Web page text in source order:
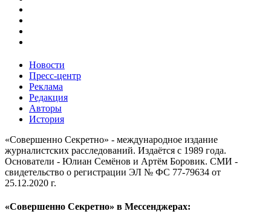
Новости
Пресс-центр
Реклама
Редакция
Авторы
История
«Совершенно Секретно» - международное издание
журналистских расследований. Издаётся с 1989 года.
Основатели - Юлиан Семёнов и Артём Боровик. CМИ -
свидетельство о регистрации ЭЛ № ФС 77-79634 от
25.12.2020 г.
«Совершенно Секретно» в Мессенджерах: